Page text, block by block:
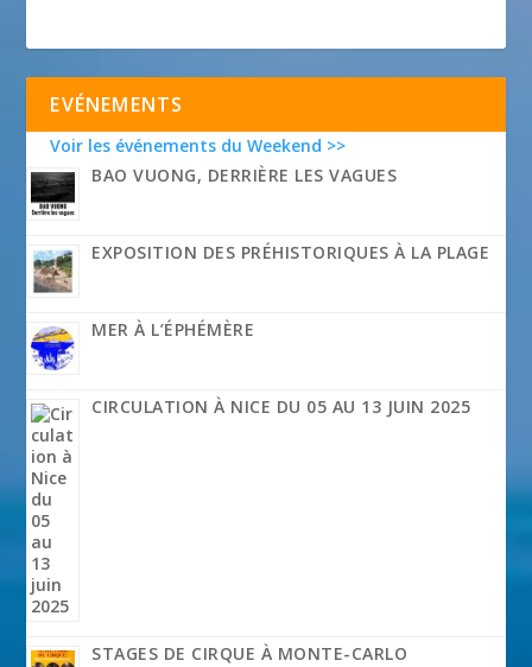
EVÉNEMENTS
Voir les événements du Weekend >>
BAO VUONG, DERRIÈRE LES VAGUES
EXPOSITION DES PRÉHISTORIQUES À LA PLAGE
MER À L’ÉPHÉMÈRE
CIRCULATION À NICE DU 05 AU 13 JUIN 2025
STAGES DE CIRQUE À MONTE-CARLO